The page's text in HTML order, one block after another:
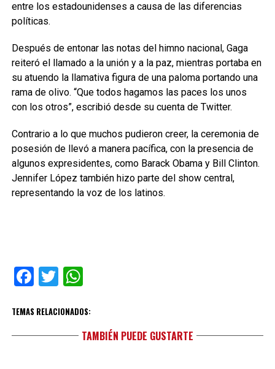
entre los estadounidenses a causa de las diferencias
políticas.
Después de entonar las notas del himno nacional, Gaga
reiteró el llamado a la unión y a la paz, mientras portaba en
su atuendo la llamativa figura de una paloma portando una
rama de olivo. “Que todos hagamos las paces los unos
con los otros”, escribió desde su cuenta de Twitter.
Contrario a lo que muchos pudieron creer, la ceremonia de
posesión de llevó a manera pacífica, con la presencia de
algunos expresidentes, como Barack Obama y Bill Clinton.
Jennifer López también hizo parte del show central,
representando la voz de los latinos.
Facebook
TwitterWhatsApp
TEMAS RELACIONADOS:
TAMBIÉN PUEDE GUSTARTE